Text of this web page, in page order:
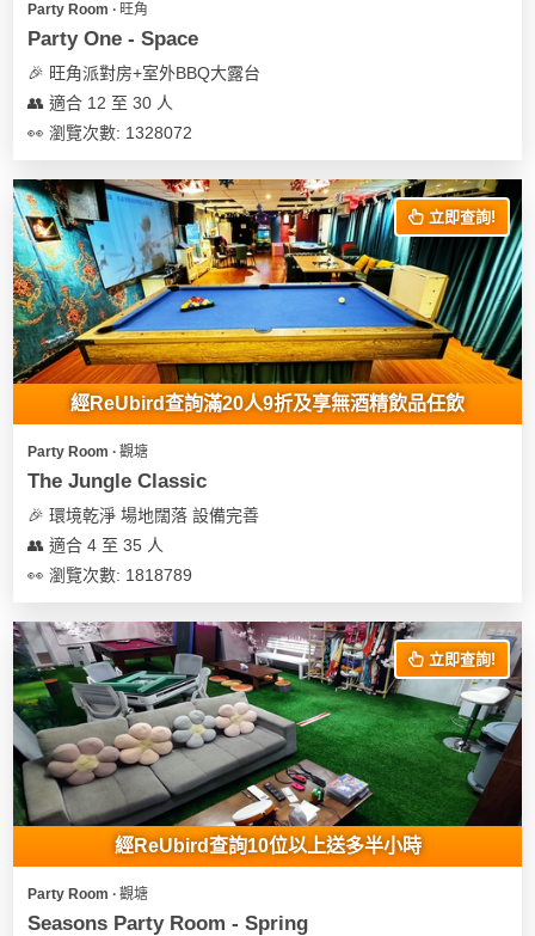
Party Room ∙ 旺角
Party One - Space
🎉 旺角派對房+室外BBQ大露台
👥 適合 12 至 30 人
👀 瀏覽次數: 1328072
立即查詢!
經ReUbird查詢滿20人9折及享無酒精飲品任飲
Party Room ∙ 觀塘
The Jungle Classic
🎉 環境乾淨 場地闊落 設備完善
👥 適合 4 至 35 人
👀 瀏覽次數: 1818789
立即查詢!
經ReUbird查詢10位以上送多半小時
Party Room ∙ 觀塘
Seasons Party Room - Spring